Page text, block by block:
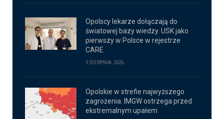
Opolscy lekarze dołączają do
światowej bazy wiedzy. USK jako
pierwszy w Polsce w rejestrze
CARE
5 SIERPNIA 2026
Opolskie w strefie najwyższego
zagrożenia. IMGW ostrzega przed
ekstremalnym upałem